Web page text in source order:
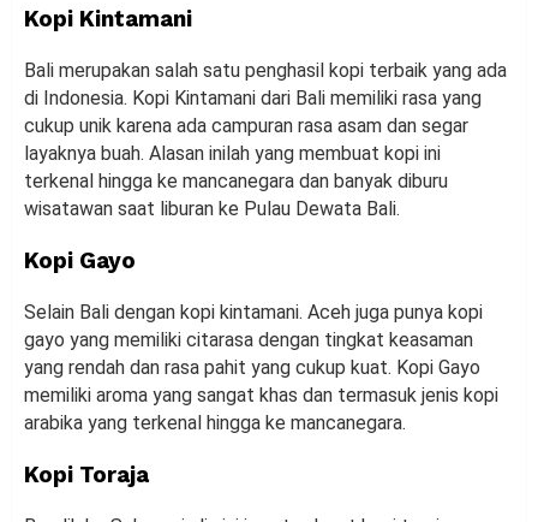
Kopi Kintamani
Bali merupakan salah satu penghasil kopi terbaik yang ada
di Indonesia. Kopi Kintamani dari Bali memiliki rasa yang
cukup unik karena ada campuran rasa asam dan segar
layaknya buah. Alasan inilah yang membuat kopi ini
terkenal hingga ke mancanegara dan banyak diburu
wisatawan saat liburan ke Pulau Dewata Bali.
Kopi Gayo
Selain Bali dengan kopi kintamani. Aceh juga punya kopi
gayo yang memiliki citarasa dengan tingkat keasaman
yang rendah dan rasa pahit yang cukup kuat. Kopi Gayo
memiliki aroma yang sangat khas dan termasuk jenis kopi
arabika yang terkenal hingga ke mancanegara.
Kopi Toraja